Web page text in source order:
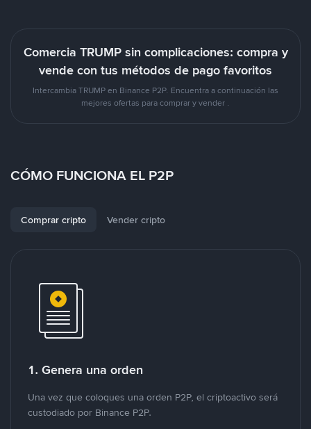
Comercia TRUMP sin complicaciones: compra y
vende con tus métodos de pago favoritos
Intercambia TRUMP en Binance P2P. Encuentra a continuación las
mejores ofertas para comprar y vender .
CÓMO FUNCIONA EL P2P
Comprar cripto Vender cripto
1. Genera una orden
Una vez que coloques una orden P2P, el criptoactivo será
custodiado por Binance P2P.